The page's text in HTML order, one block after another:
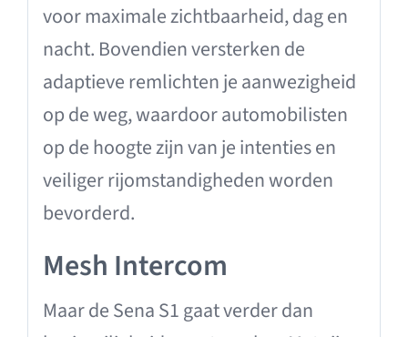
voor maximale zichtbaarheid, dag en
nacht. Bovendien versterken de
adaptieve remlichten je aanwezigheid
op de weg, waardoor automobilisten
op de hoogte zijn van je intenties en
veiliger rijomstandigheden worden
bevorderd.
Mesh Intercom
Maar de Sena S1 gaat verder dan